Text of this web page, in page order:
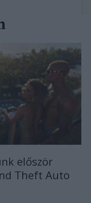
először
Theft Auto